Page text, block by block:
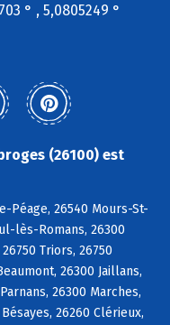
° , 5,0805249 °
(26100) est
Péage, 26540 Mours-St-
lès-Romans, 26300
Triors, 26750
26300 Jaillans,
26300 Marches,
26260 Clérieux,